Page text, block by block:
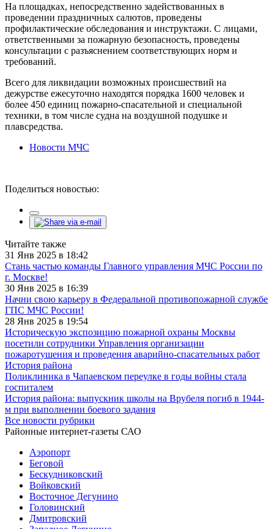
На площадках, непосредственно задействованных в
проведении праздничных салютов, проведены
профилактические обследования и инструктажи. С лицами,
ответственными за пожарную безопасность, проведены
консультации с разъяснением соответствующих норм и
требований.
Всего для ликвидации возможных происшествий на
дежурстве ежесуточно находятся порядка 1600 человек и
более 450 единиц пожарно-спасательной и специальной
техники, в том числе судна на воздушной подушке и
плавсредства.
Новости МЧС
Поделиться новостью:
Читайте также
31 Янв 2025 в 18:42
Стань частью команды Главного управления МЧС России по
г. Москве!
30 Янв 2025 в 16:39
Начни свою карьеру в Федеральной противопожарной службе
ГПС МЧС России!
28 Янв 2025 в 19:54
Историческую экспозицию пожарной охраны Москвы
посетили сотрудники Управления организации
пожаротушения и проведения аварийно-спасательных работ
История района
Поликлиника в Чапаевском переулке в годы войны стала
госпиталем
История района: выпускник школы на Врубеля погиб в 1944-
м при выполнении боевого задания
Все новости рубрики
Районные интернет-газеты САО
Аэропорт
Беговой
Бескудниковский
Войковский
Восточное Дегунино
Головинский
Дмитровский